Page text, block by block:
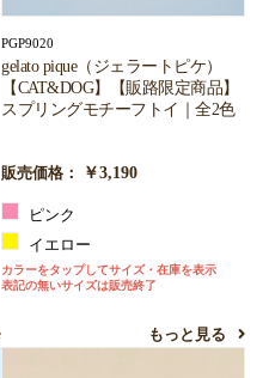
PGP9020
gelato pique（ジェラートピケ）
【CAT&DOG】【販路限定商品】
スプリングモチーフトイ｜全2色
販売価格： ￥3,190
ピンク
イエロー
カラーをタップしてサイズ・在庫を表示
表記の無いサイズは販売終了
もっと見る